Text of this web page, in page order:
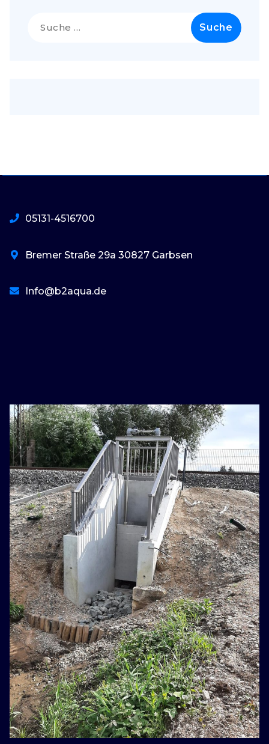
nach:
05131-4516700
Bremer Straße 29a 30827 Garbsen
Info@b2aqua.de